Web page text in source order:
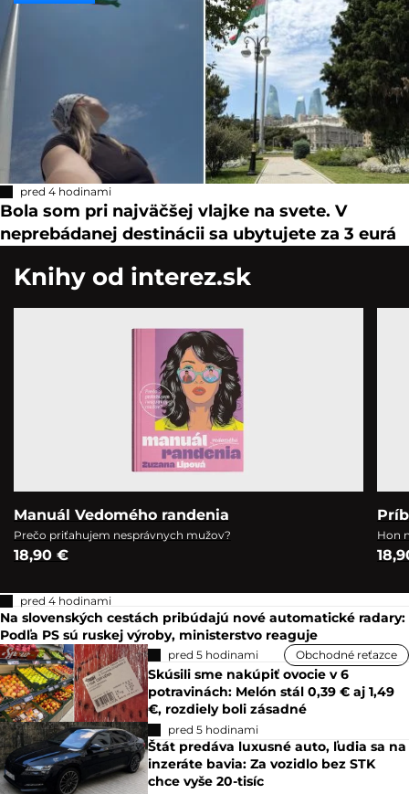
pred 4 hodinami
Bola som pri najväčšej vlajke na svete. V
neprebádanej destinácii sa ubytujete za 3 eurá
Knihy od interez.sk
Manuál Vedomého randenia
Prečo priťahujem nesprávnych mužov?
18,90 €
Hon
pred 4 hodinami
Na slovenských cestách pribúdajú nové automatické radary:
Podľa PS sú ruskej výroby, ministerstvo reaguje
pred 5 hodinami Obchodné reťazce
Skúsili sme nakúpiť ovocie v 6
potravinách: Melón stál 0,39 € aj 1,49
€, rozdiely boli zásadné
pred 5 hodinami
Štát predáva luxusné auto, ľudia sa na
inzeráte bavia: Za vozidlo bez STK
chce vyše 20-tisíc